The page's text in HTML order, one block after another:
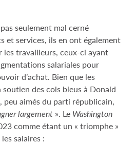
seulement mal cerné
et services, ils en ont également
les travailleurs, ceux-ci ayant
salariales pour
d’achat. Bien que les
des cols bleus à Donald
peu aimés du parti républicain,
largement». Le Washington
comme étant un « triomphe »
salaires :